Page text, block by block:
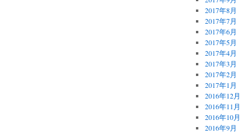
2017年8月
2017年7月
2017年6月
2017年5月
2017年4月
2017年3月
2017年2月
2017年1月
2016年12月
2016年11月
2016年10月
2016年9月